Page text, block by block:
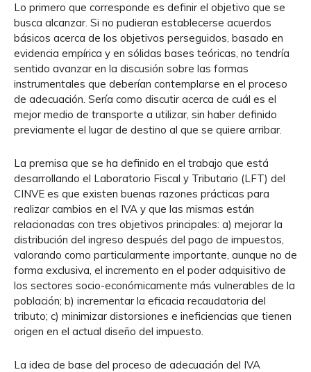
Lo primero que corresponde es definir el objetivo que se
busca alcanzar. Si no pudieran establecerse acuerdos
básicos acerca de los objetivos perseguidos, basado en
evidencia empírica y en sólidas bases teóricas, no tendría
sentido avanzar en la discusión sobre las formas
instrumentales que deberían contemplarse en el proceso
de adecuación. Sería como discutir acerca de cuál es el
mejor medio de transporte a utilizar, sin haber definido
previamente el lugar de destino al que se quiere arribar.
La premisa que se ha definido en el trabajo que está
desarrollando el Laboratorio Fiscal y Tributario (LFT) del
CINVE es que existen buenas razones prácticas para
realizar cambios en el IVA y que las mismas están
relacionadas con tres objetivos principales: a) mejorar la
distribución del ingreso después del pago de impuestos,
valorando como particularmente importante, aunque no de
forma exclusiva, el incremento en el poder adquisitivo de
los sectores socio-económicamente más vulnerables de la
población; b) incrementar la eficacia recaudatoria del
tributo; c) minimizar distorsiones e ineficiencias que tienen
origen en el actual diseño del impuesto.
La idea de base del proceso de adecuación del IVA